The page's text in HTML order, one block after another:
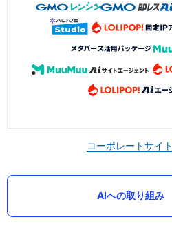
コーポレートサイト
AIへの取り組み